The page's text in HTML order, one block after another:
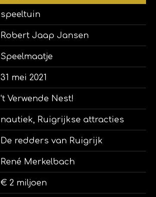
speeltuin
Robert Jaap Jansen
Speelmaatje
31 mei 2021
't Verwende Nest!
nautiek, Ruigrijkse attracties
De redders van Ruigrijk
René Merkelbach
€ 2 miljoen